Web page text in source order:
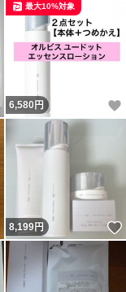
いいね！
6,580 円
最大10%対象
いいね！
8,199円